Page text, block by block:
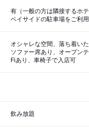
有（一般の方は隣接するホ
ベイサイドの駐車場をご利用
オシャレな空間、落ち着い
ソファー席あり、オープン
Fiあり、車椅子で入店可
飲み放題